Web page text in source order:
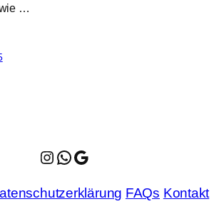
…
Instagram
WhatsApp
Google Maps
FAQs Kontakt